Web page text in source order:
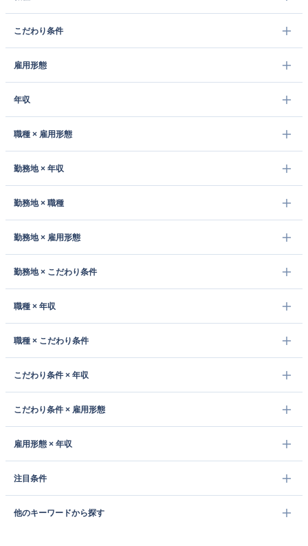
こだわり条件
雇用形態
年収
職種 × 雇用形態
勤務地 × 年収
勤務地 × 職種
勤務地 × 雇用形態
勤務地 × こだわり条件
職種 × 年収
職種 × こだわり条件
こだわり条件 × 年収
こだわり条件 × 雇用形態
雇用形態 × 年収
注目条件
他のキーワードから探す